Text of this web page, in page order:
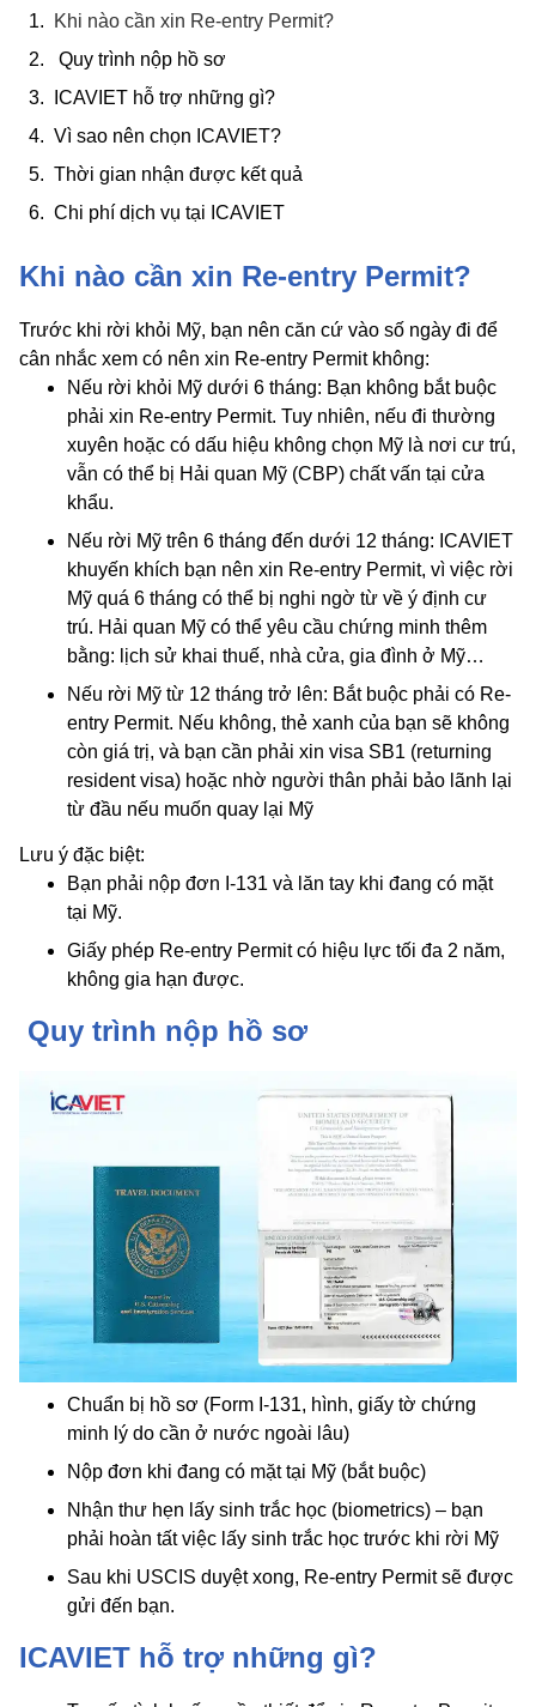
Khi nào cần xin Re-entry Permit?
Quy trình nộp hồ sơ
ICAVIET hỗ trợ những gì?
Vì sao nên chọn ICAVIET?
Thời gian nhận được kết quả
Chi phí dịch vụ tại ICAVIET
Khi nào cần xin Re-entry Permit?
Trước khi rời khỏi Mỹ, bạn nên căn cứ vào số ngày đi để
cân nhắc xem có nên xin Re-entry Permit không:
Nếu rời khỏi Mỹ dưới 6 tháng: Bạn không bắt buộc
phải xin Re-entry Permit. Tuy nhiên, nếu đi thường
xuyên hoặc có dấu hiệu không chọn Mỹ là nơi cư trú,
vẫn có thể bị Hải quan Mỹ (CBP) chất vấn tại cửa
khẩu.
Nếu rời Mỹ trên 6 tháng đến dưới 12 tháng: ICAVIET
khuyến khích bạn nên xin Re-entry Permit, vì việc rời
Mỹ quá 6 tháng có thể bị nghi ngờ từ về ý định cư
trú. Hải quan Mỹ có thể yêu cầu chứng minh thêm
bằng: lịch sử khai thuế, nhà cửa, gia đình ở Mỹ…
Nếu rời Mỹ từ 12 tháng trở lên: Bắt buộc phải có Re-
entry Permit. Nếu không, thẻ xanh của bạn sẽ không
còn giá trị, và bạn cần phải xin visa SB1 (returning
resident visa) hoặc nhờ người thân phải bảo lãnh lại
từ đầu nếu muốn quay lại Mỹ
Lưu ý đặc biệt:
Bạn phải nộp đơn I-131 và lăn tay khi đang có mặt
tại Mỹ.
Giấy phép Re-entry Permit có hiệu lực tối đa 2 năm,
không gia hạn được.
Quy trình nộp hồ sơ
Chuẩn bị hồ sơ (Form I-131, hình, giấy tờ chứng
minh lý do cần ở nước ngoài lâu)
Nộp đơn khi đang có mặt tại Mỹ (bắt buộc)
Nhận thư hẹn lấy sinh trắc học (biometrics) – bạn
phải hoàn tất việc lấy sinh trắc học trước khi rời Mỹ
Sau khi USCIS duyệt xong, Re-entry Permit sẽ được
gửi đến bạn.
ICAVIET hỗ trợ những gì?